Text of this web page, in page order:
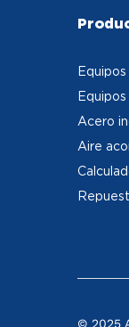
Acero
Aire
© 2025